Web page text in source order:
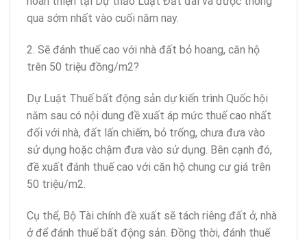
qua sớm nhất vào cuối năm nay.
2. Sẽ đánh thuế cao với nhà đất bỏ hoang, căn hộ
trên 50 triệu đồng/m2?
Dự Luật Thuế bất động sản dự kiến trình Quốc hội
năm sau có nội dung đề xuất áp mức thuế cao nhất
đối với nhà, đất lấn chiếm, bỏ trống, chưa đưa vào
sử dụng hoặc chậm đưa vào sử dụng. Bên cạnh đó,
đề xuất đánh thuế cao với căn hộ chung cư giá trên
50 triệu/m2.
Cụ thể, Bộ Tài chính đề xuất sẽ tách riêng đất ở, nhà
ở để đánh thuế bất động sản. Đồng thời, đánh thuế